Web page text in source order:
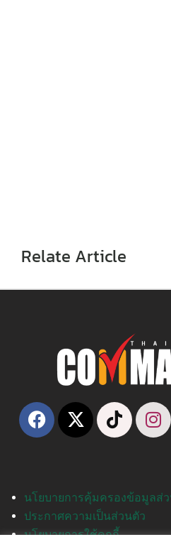
Relate Article
นโยบายการคุ้มครองข้อมูลส่
ประกาศความเป็นส่วนตัว
นโยบายการใช้คุกกี้